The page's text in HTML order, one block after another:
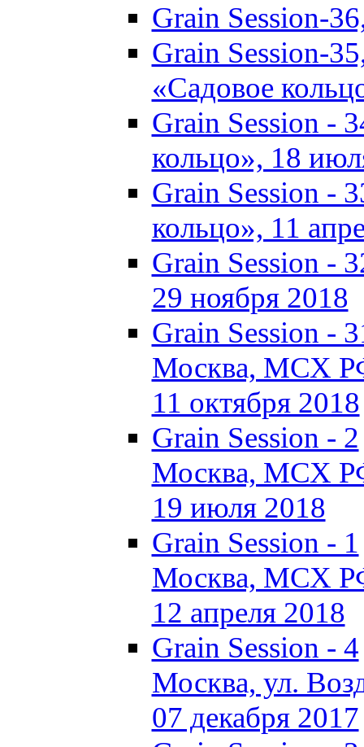
Grain Session-
Grain Session-
«Садовое
Grain Session -
кольцо», 18
Grain Session -
кольцо», 11
Grain Session -
29 ноября 2018
Grain Session -
Москва, МСХ
11 октября 2018
Grain Session - 2
Москва, МСХ
19 июля 2018
Grain Session - 1
Москва, МСХ
12 апреля 2018
Grain Session - 4
Москва, ул.
07 декабря 2017